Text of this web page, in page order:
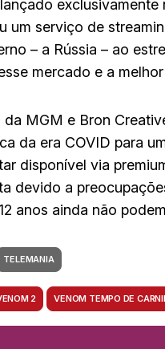
um serviço de
– a Rússia – ao
mercado e a
da MGM e Bron
da era COVID para
disponível via
devido a
anos ainda não
TELEMANIA
2 VENOM TEMPO DE